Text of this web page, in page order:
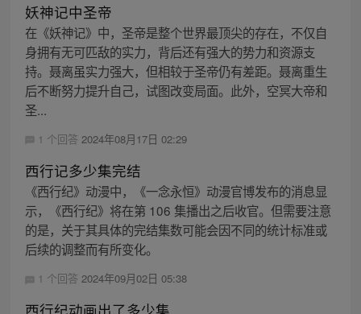
妖神记中圣帝
在《妖神记》中，圣帝是整个世界最顶尖的存在，不仅自
身拥有无可匹敌的实力，背后还有强大的势力和资源支
持。聂离虽实力强大，但相较于圣帝仍有差距。聂离重生
后不断努力提升自己，试图改变局面。此外，空冥大帝和
圣...
1 个回答 2024年08月17日 02:29
西行记多少集完结
《西行纪》动漫中，《一念永恒》动漫官博发布的消息显
示，《西行纪》将在第 106 集播出之后收官。但需要注意
的是，关于其具体的完结集数可能会因不同的统计标准或
后续的调整而有所变化。
1 个回答 2024年09月02日 05:38
西行纪动画出了多少集